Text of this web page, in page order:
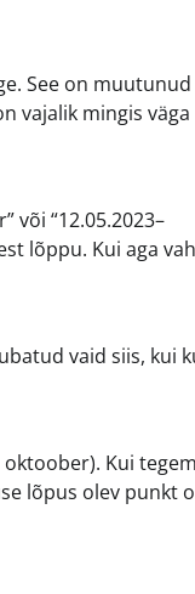
See on muutunud
vajalik mingis väga
või “12.05.2023–
lõppu. Kui aga
vaid siis, kui
Kui
lõpus olev punkt